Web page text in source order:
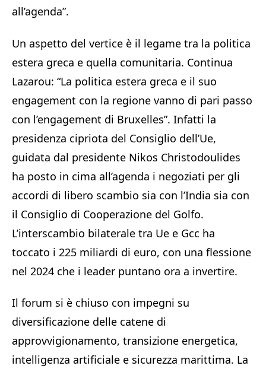
all’agenda”.
Un aspetto del vertice è il legame tra la politica
estera greca e quella comunitaria. Continua
Lazarou: “La politica estera greca e il suo
engagement con la regione vanno di pari passo
con l’engagement di Bruxelles”. Infatti la
presidenza cipriota del Consiglio dell’Ue,
guidata dal presidente Nikos Christodoulides
ha posto in cima all’agenda i negoziati per gli
accordi di libero scambio sia con l’India sia con
il Consiglio di Cooperazione del Golfo.
L’interscambio bilaterale tra Ue e Gcc ha
toccato i 225 miliardi di euro, con una flessione
nel 2024 che i leader puntano ora a invertire.
Il forum si è chiuso con impegni su
diversificazione delle catene di
approvvigionamento, transizione energetica,
intelligenza artificiale e sicurezza marittima. La